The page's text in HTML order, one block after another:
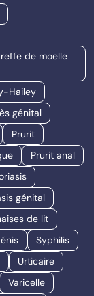
de moelle
Hailey
génital
Prurit
Prurit anal
génital
de lit
Syphilis
Urticaire
Varicelle